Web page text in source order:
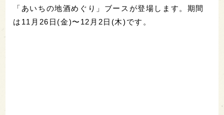
「あいちの地酒めぐり」ブースが登場します。期間
は11月26日(金)〜12月2日(木)です。